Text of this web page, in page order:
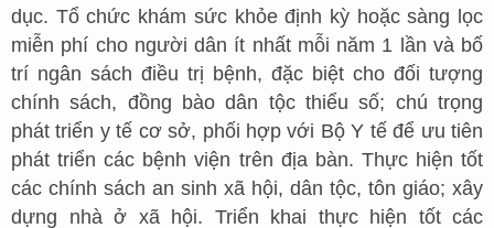
dục. Tổ chức khám sức khỏe định kỳ hoặc sàng lọc
miễn phí cho người dân ít nhất mỗi năm 1 lần và bố
trí ngân sách điều trị bệnh, đặc biệt cho đối tượng
chính sách, đồng bào dân tộc thiểu số; chú trọng
phát triển y tế cơ sở, phối hợp với Bộ Y tế để ưu tiên
phát triển các bệnh viện trên địa bàn. Thực hiện tốt
các chính sách an sinh xã hội, dân tộc, tôn giáo; xây
dựng nhà ở xã hội. Triển khai thực hiện tốt các